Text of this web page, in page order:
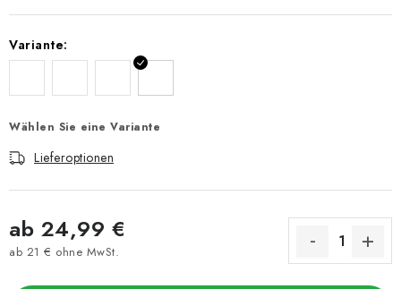
Variante:
Wählen Sie eine Variante
Lieferoptionen
ab 24,99 €
ab 21 € ohne MwSt.